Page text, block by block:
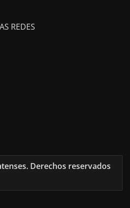
REDES
Derechos reservados